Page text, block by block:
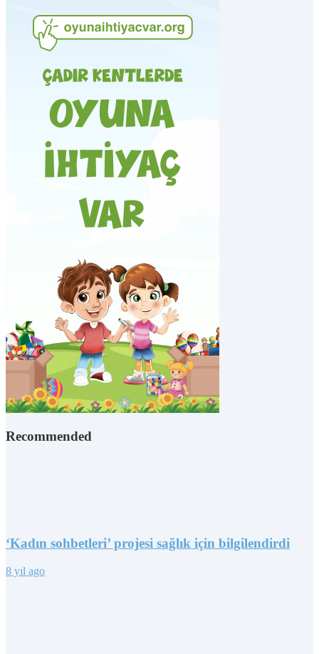
Recommended
‘Kadın sohbetleri’ projesi sağlık için bilgilendirdi
8 yıl ago